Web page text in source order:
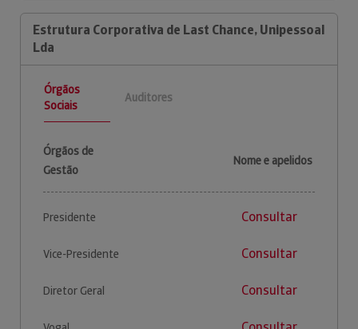
Estrutura Corporativa de Last Chance, Unipessoal
Lda
Órgãos
Sociais
Auditores
Órgãos de
Gestão
Nome e apelidos
Presidente Consultar
Vice-Presidente Consultar
Diretor Geral Consultar